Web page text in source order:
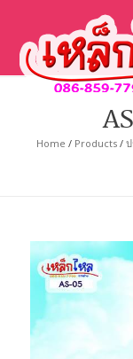
Home / Products/